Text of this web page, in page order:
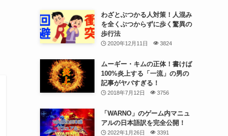
わざとぶつかる人対策！人混み
を全くぶつからずに歩く驚異の
歩行法
2020年12月11日 3824
ムーギー・キムの正体！書けば
100%炎上する「一流」の男の
記事がヤバすぎる！
2018年7月12日 3756
「WARNO」のゲーム内マニュ
アルの日本語訳を完全公開！
2022年1月26日 3391